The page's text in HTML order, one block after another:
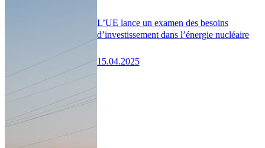
L’UE lance un examen des besoins
d’investissement dans l’énergie nucléaire
15.04.2025